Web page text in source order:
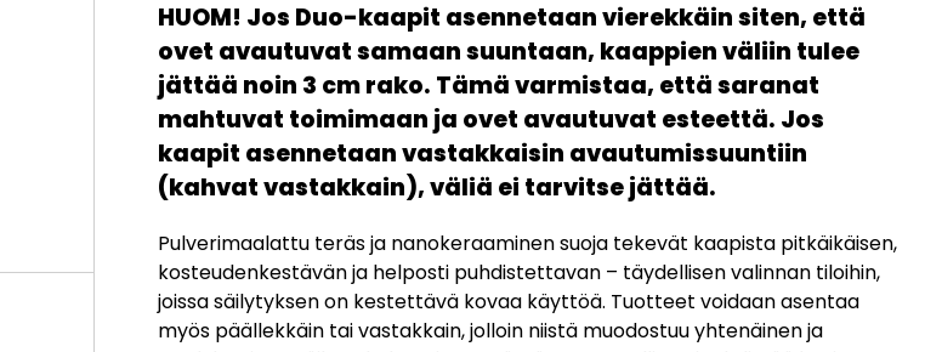
HUOM! Jos Duo-kaapit asennetaan vierekkäin siten, että
ovet avautuvat samaan suuntaan, kaappien väliin tulee
jättää noin 3 cm rako. Tämä varmistaa, että saranat
mahtuvat toimimaan ja ovet avautuvat esteettä. Jos
kaapit asennetaan vastakkaisin avautumissuuntiin
(kahvat vastakkain), väliä ei tarvitse jättää.
Pulverimaalattu teräs ja nanokeraaminen suoja tekevät kaapista pitkäikäisen,
kosteudenkestävän ja helposti puhdistettavan – täydellisen valinnan tiloihin,
joissa säilytyksen on kestettävä kovaa käyttöä. Tuotteet voidaan asentaa
myös päällekkäin tai vastakkain, jolloin niistä muodostuu yhtenäinen ja